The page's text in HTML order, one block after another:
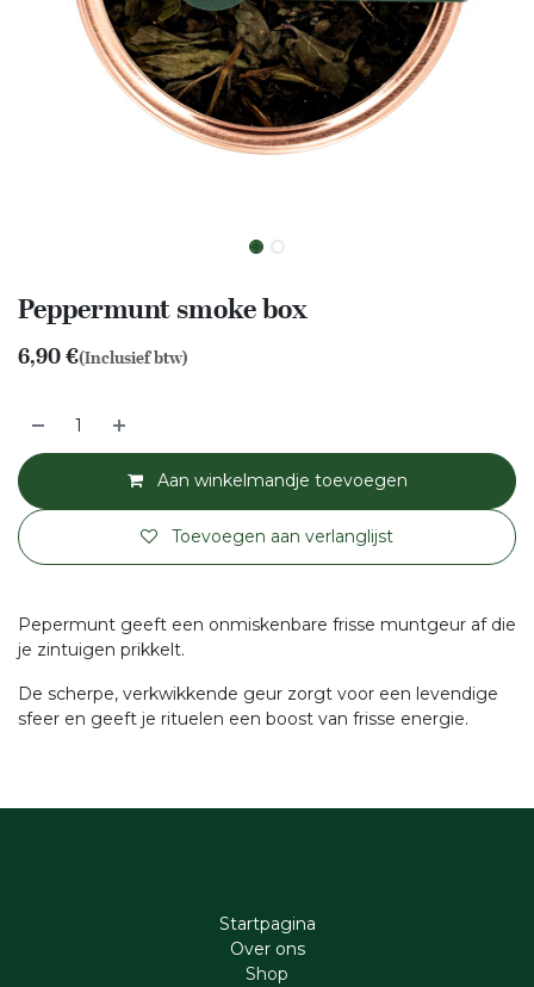
Peppermunt smoke box
6,90€(Inclusief btw)
Aan winkelmandje toevoegen
Toevoegen aan verlanglijst
Pepermunt geeft een onmiskenbare frisse muntgeur af die
je zintuigen prikkelt.
De scherpe, verkwikkende geur zorgt voor een levendige
sfeer en geeft je rituelen een boost van frisse energie.
Startpagina
Ove​r​ ons
Shop